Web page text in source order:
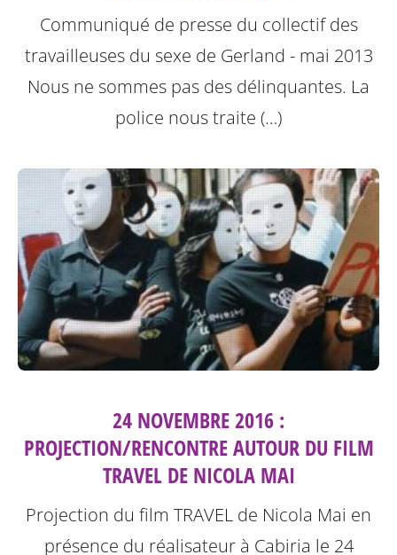
Communiqué de presse du collectif des
travailleuses du sexe de Gerland - mai 2013
Nous ne sommes pas des délinquantes. La
police nous traite (…)
24 NOVEMBRE 2016 :
PROJECTION/RENCONTRE AUTOUR DU FILM
TRAVEL DE NICOLA MAI
Projection du film TRAVEL de Nicola Mai en
présence du réalisateur à Cabiria le 24